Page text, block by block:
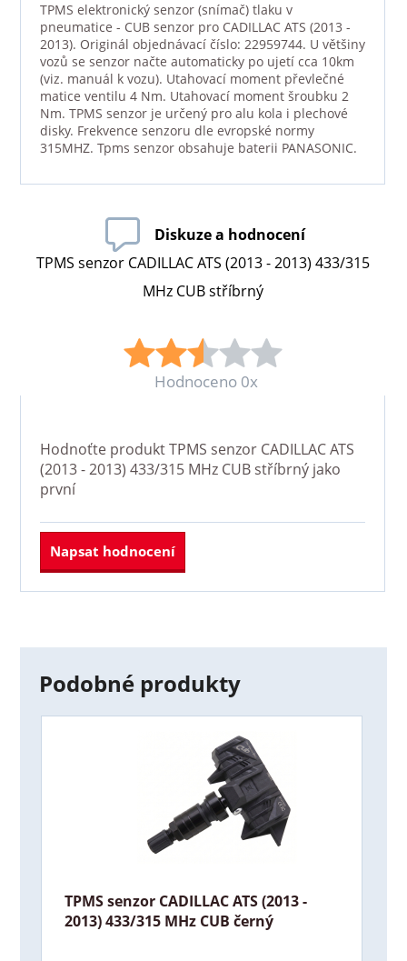
TPMS elektronický senzor (snímač) tlaku v
pneumatice - CUB senzor pro CADILLAC ATS (2013 -
2013). Originál objednávací číslo: 22959744. U většiny
vozů se senzor načte automaticky po ujetí cca 10km
(viz. manuál k vozu). Utahovací moment převlečné
matice ventilu 4 Nm. Utahovací moment šroubku 2
Nm. TPMS senzor je určený pro alu kola i plechové
disky. Frekvence senzoru dle evropské normy
315MHZ. Tpms senzor obsahuje baterii PANASONIC.
Diskuze a hodnocení
TPMS senzor CADILLAC ATS (2013 - 2013) 433/315
MHz CUB stříbrný
Hodnoceno 0x
Hodnoťte produktTPMS senzor CADILLAC ATS
(2013 - 2013) 433/315 MHz CUB stříbrnýjako
první
Napsat hodnocení
Podobné produkty
TPMS senzor CADILLAC ATS (2013 -
2013) 433/315 MHz CUB černý